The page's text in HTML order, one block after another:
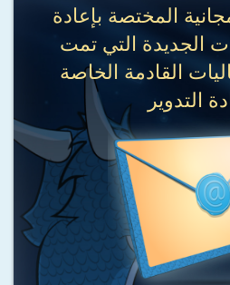
المختصة بإعادة
الجديدة التي تمت
القادمة الخاصة
التدوير